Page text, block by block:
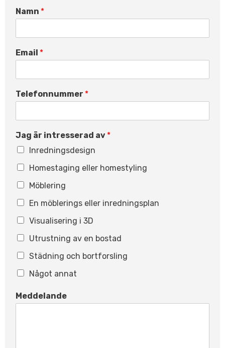
Namn *
Email *
Telefonnummer *
Jag är intresserad av *
Inredningsdesign
Homestaging eller homestyling
Möblering
En möblerings eller inredningsplan
Visualisering i 3D
Utrustning av en bostad
Städning och bortforsling
Något annat
N
a
Meddelande